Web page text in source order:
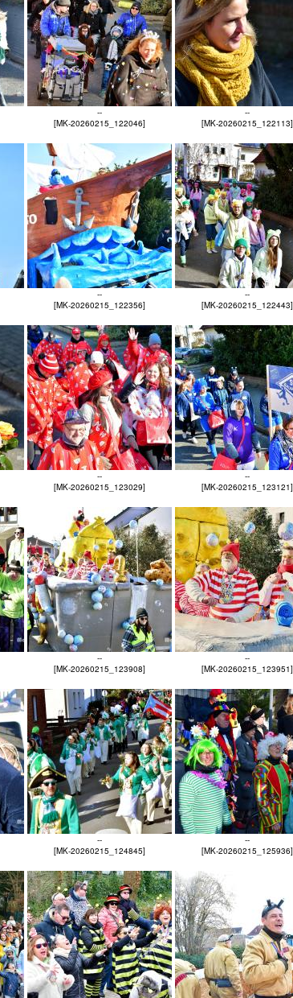
--
[MK-20260215_122046]
--
[MK-20260215_122113]
--
[MK-20260215_122356]
--
[MK-20260215_122443]
--
[MK-20260215_123029]
--
[MK-20260215_123121]
--
[MK-20260215_123908]
--
[MK-20260215_123951]
--
[MK-20260215_124845]
--
[MK-20260215_125936]